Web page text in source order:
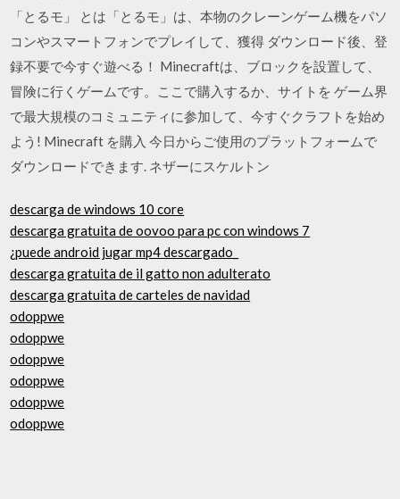
「とるモ」 とは「とるモ」は、本物のクレーンゲーム機をパソ
コンやスマートフォンでプレイして、獲得 ダウンロード後、登
録不要で今すぐ遊べる！ Minecraftは、ブロックを設置して、
冒険に行くゲームです。ここで購入するか、サイトを ゲーム界
で最大規模のコミュニティに参加して、今すぐクラフトを始め
よう! Minecraft を購入 今日からご使用のプラットフォームで
ダウンロードできます. ネザーにスケルトン
descarga de windows 10 core
descarga gratuita de oovoo para pc con windows 7
¿puede android jugar mp4 descargado_
descarga gratuita de il gatto non adulterato
descarga gratuita de carteles de navidad
odoppwe
odoppwe
odoppwe
odoppwe
odoppwe
odoppwe